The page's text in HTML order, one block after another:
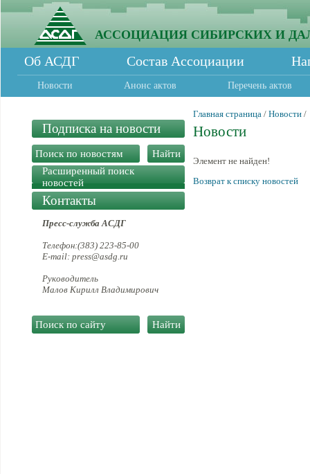
АССОЦИАЦИЯ СИБИРСКИХ И
Об АСДГ Состав Ассоциации
Новости Анонс актов Перечень актов
Подписка на новости
Расширенный поиск
новостей
Контакты
Пресс-служба АСДГ
Телефон:(383) 223-85-00
E-mail: press@asdg.ru
Руководитель
Малов Кирилл Владимирович
Главная страница / Новости /
Новости
Элемент не найден!
Возврат к списку новостей